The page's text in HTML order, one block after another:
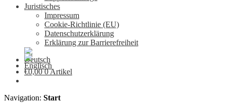
Juristisches
Impressum
Cookie-Richtlinie (EU)
Datenschutzerklärung
Erklärung zur Barrierefreiheit
€0,00 0 Artikel
Navigation: Start